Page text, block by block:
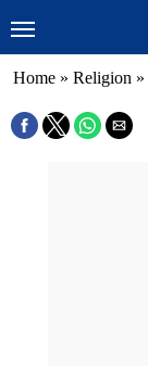
Home » Religion »